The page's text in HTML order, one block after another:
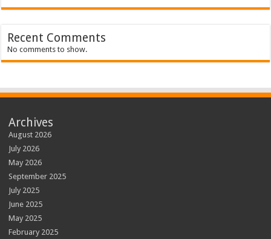
Recent Comments
No comments to show.
Archives
August 2026
July 2026
May 2026
September 2025
July 2025
June 2025
May 2025
February 2025